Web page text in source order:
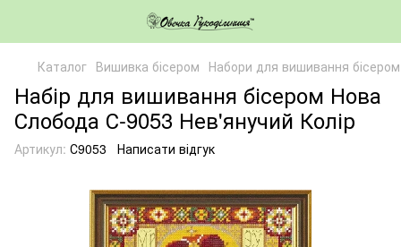
Каталог Вишивка бісером Набори для вишивання бісером
Набір для вишивання бісером Нова
Слобода С-9053 Нев'янучий Колір
Артикул: С9053 Написати відгук